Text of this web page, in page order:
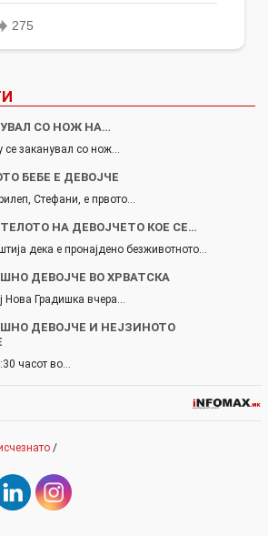
СО НОЖ НА…
заканувал со нож…
БЕБЕ Е ДЕВОЈЧЕ
Стефани, е првото…
НА ДЕВОЈЧЕТО КОЕ СЕ…
дека е пронајдено безживотното…
ДЕВОЈЧЕ ВО ХРВАТСКА
Нова Градишка вчера…
ДЕВОЈЧЕ И НЕЈЗИНОТО
часот во…
/